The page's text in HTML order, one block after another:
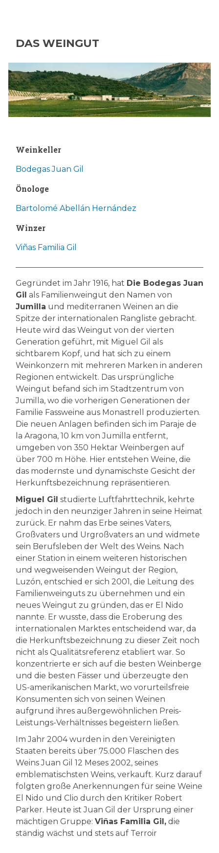
DAS WEINGUT
Weinkeller
Bodegas Juan Gil
Önologe
Bartolomé Abellán Hernández
Winzer
Viñas Familia Gil
Gegründet im Jahr 1916, hat Die Bodegas Juan
Gil als Familienweingut den Namen von
Jumilla und mediterranen Weinen an die
Spitze der internationalen Rangliste gebracht.
Heute wird das Weingut von der vierten
Generation geführt, mit Miguel Gil als
sichtbarem Kopf, und hat sich zu einem
Weinkonzern mit mehreren Marken in anderen
Regionen entwickelt. Das ursprüngliche
Weingut befand sich im Stadtzentrum von
Jumilla, wo die vorherigen Generationen der
Familie Fassweine aus Monastrell produzierten.
Die neuen Anlagen befinden sich im Paraje de
la Aragona, 10 km von Jumilla entfernt,
umgeben von 350 Hektar Weinbergen auf
über 700 m Höhe. Hier entstehen Weine, die
das modernste und dynamischste Gesicht der
Herkunftsbezeichnung repräsentieren.
Miguel Gil studierte Luftfahrttechnik, kehrte
jedoch in den neunziger Jahren in seine Heimat
zurück. Er nahm das Erbe seines Vaters,
Großvaters und Urgroßvaters an und widmete
sein Berufsleben der Welt des Weins. Nach
einer Station in einem weiteren historischen
und wegweisenden Weingut der Region,
Luzón, entschied er sich 2001, die Leitung des
Familienweinguts zu übernehmen und ein
neues Weingut zu gründen, das er El Nido
nannte. Er wusste, dass die Eroberung des
internationalen Marktes entscheidend war, da
die Herkunftsbezeichnung zu dieser Zeit noch
nicht als Qualitätsreferenz etabliert war. So
konzentrierte er sich auf die besten Weinberge
und die besten Fässer und überzeugte den
US-amerikanischen Markt, wo vorurteilsfreie
Konsumenten sich von seinen Weinen
aufgrund ihres außergewöhnlichen Preis-
Leistungs-Verhältnisses begeistern ließen.
Im Jahr 2004 wurden in den Vereinigten
Staaten bereits über 75.000 Flaschen des
Weins Juan Gil 12 Meses 2002, seines
emblematischsten Weins, verkauft. Kurz darauf
folgten große Anerkennungen für seine Weine
El Nido und Clio durch den Kritiker Robert
Parker. Heute ist Juan Gil der Ursprung einer
mächtigen Gruppe: Viñas Familia Gil, die
ständig wächst und stets auf Terroir